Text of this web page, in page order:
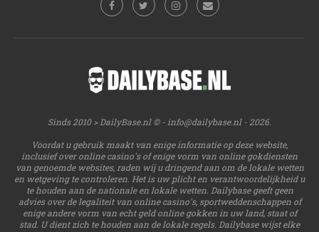
Sinds 2010 > DailyBase.nl © - info@dailybase.nl- 2026.
Voordat u gebruik maakt van enige informatie op deze website,
inclusief over online casino's of enige vorm van online gokdiensten
van genoemde websites, raden wij u dringend aan om de lokale wetten
en wetgeving te controleren. Het is uw plicht en verantwoordelijkheid u
te houden aan de nationale en lokale wetten. Dailybase geeft geen
advies over de legaliteit van online casino's, sportweddenschappen of
enige andere vorm van echt geld online gokken in uw land, staat of
stad. U dient zich te houden aan de lokale regels. Dailybase wijst elke